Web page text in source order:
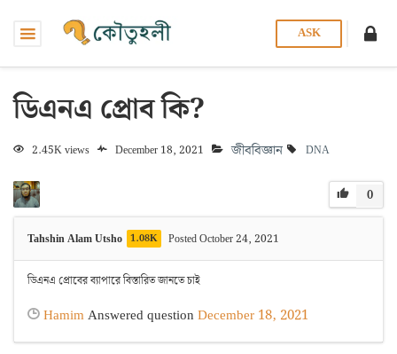
ASK
ডিএনএ প্রোব কি?
2.45K views December 18, 2021 জীববিজ্ঞান DNA
Tahshin Alam Utsho 1.08K Posted October 24, 2021
0
ডিএনএ প্রোবের ব্যাপারে বিস্তারিত জানতে চাই
HamimAnswered question December 18, 2021